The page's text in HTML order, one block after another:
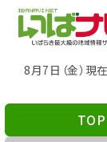
8月7日（金）
TOP